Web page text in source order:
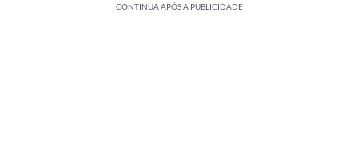
CONTINUA APÓS A PUBLICIDADE